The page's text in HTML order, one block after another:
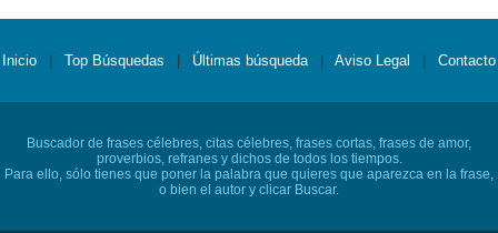
Inicio Top Búsquedas Últimas búsqueda Aviso Legal Contacto
Buscador de frases célebres, citas célebres, frases cortas, frases de amor,
proverbios, refranes y dichos de todos los tiempos.
Para ello, sólo tienes que poner la palabra que quieres que aparezca en la frase,
o bien el autor y clicar Buscar.